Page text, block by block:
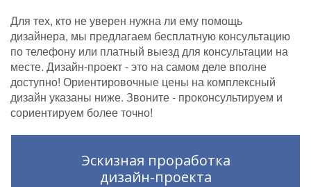
Для тех, кто не уверен нужна ли ему помощь
дизайнера, мы предлагаем бесплатную консультацию
по телефону или платный выезд для консультации на
месте. Дизайн-проект - это на самом деле вполне
доступно! Ориентировочные цены на комплексный
дизайн указаны ниже. Звоните - проконсультируем и
сориентируем более точно!
Эскизная проработка
дизайн-проекта